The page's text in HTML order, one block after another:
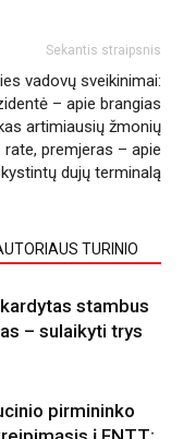
Sekantis straipsnis
vadovų sveikinimai:
– apie brangias
artimiausių žmonių
rate, premjeras – apie
dujų terminalą
TURINIO
stambus
– sulaikyti trys
pirmininko